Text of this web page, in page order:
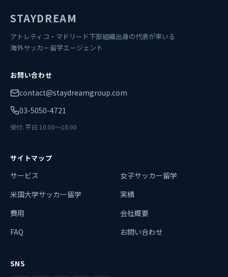
STAYDREAM
アトレティコ・マドリード下部組織出身の代表が率いる
海外サッカー留学エージェント
お問い合わせ
contact@staydreamgroup.com
03-5050-4721
受付: 平日 10:00〜18:00
サイトマップ
サービス
女子サッカー留学
米国大学サッカー留学
実績
費用
会社概要
FAQ
お問い合わせ
SNS